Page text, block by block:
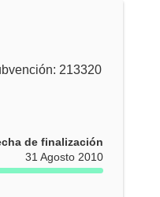
213320
de finalización
31 Agosto 2010